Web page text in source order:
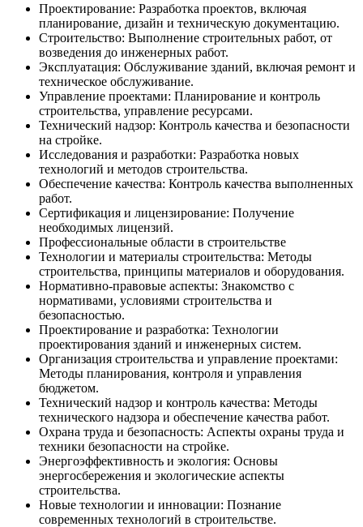
Проектирование: Разработка проектов, включая
планирование, дизайн и техническую документацию.
Строительство: Выполнение строительных работ, от
возведения до инженерных работ.
Эксплуатация: Обслуживание зданий, включая ремонт и
техническое обслуживание.
Управление проектами: Планирование и контроль
строительства, управление ресурсами.
Технический надзор: Контроль качества и безопасности
на стройке.
Исследования и разработки: Разработка новых
технологий и методов строительства.
Обеспечение качества: Контроль качества выполненных
работ.
Сертификация и лицензирование: Получение
необходимых лицензий.
Профессиональные области в строительстве
Технологии и материалы строительства: Методы
строительства, принципы материалов и оборудования.
Нормативно-правовые аспекты: Знакомство с
нормативами, условиями строительства и
безопасностью.
Проектирование и разработка: Технологии
проектирования зданий и инженерных систем.
Организация строительства и управление проектами:
Методы планирования, контроля и управления
бюджетом.
Технический надзор и контроль качества: Методы
технического надзора и обеспечение качества работ.
Охрана труда и безопасность: Аспекты охраны труда и
техники безопасности на стройке.
Энергоэффективность и экология: Основы
энергосбережения и экологические аспекты
строительства.
Новые технологии и инновации: Познание
современных технологий в строительстве.